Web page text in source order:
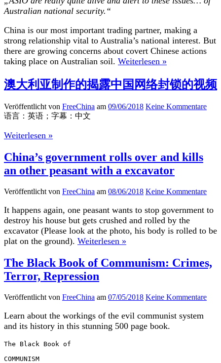
Australian national security.“
China is our most important trading partner, making a
strong relationship vital to Australia’s national interest. But
there are growing concerns about covert Chinese actions
taking place on Australian soil. Weiterlesen »
澳大利亚制作的揭露中国网络封锁的视频
Veröffentlicht von FreeChina am 09/06/2018 Keine Kommentare
语言：英语；字幕：中文
Weiterlesen »
China’s government rolls over and kills
an other peasant with a excavator
Veröffentlicht von FreeChina am 08/06/2018 Keine Kommentare
It happens again, one peasant wants to stop government to
destroy his house but gets crushed and rolled by the
excavator (Please look at the photo, his body is rolled to be
plat on the ground). Weiterlesen »
The Black Book of Communism: Crimes,
Terror, Repression
Veröffentlicht von FreeChina am 07/05/2018 Keine Kommentare
Learn about the workings of the evil communist system
and its history in this stunning 500 page book.
The Black Book of
COMMUNISM